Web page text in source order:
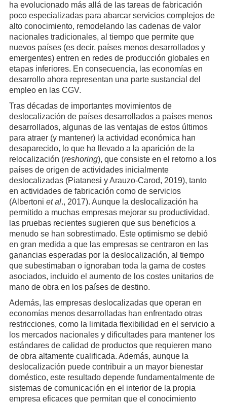
ha evolucionado más allá de las tareas de fabricación
poco especializadas para abarcar servicios complejos de
alto conocimiento, remodelando las cadenas de valor
nacionales tradicionales, al tiempo que permite que
nuevos países (es decir, países menos desarrollados y
emergentes) entren en redes de producción globales en
etapas inferiores. En consecuencia, las economías en
desarrollo ahora representan una parte sustancial del
empleo en las CGV.
Tras décadas de importantes movimientos de
deslocalización de países desarrollados a países menos
desarrollados, algunas de las ventajas de estos últimos
para atraer (y mantener) la actividad económica han
desaparecido, lo que ha llevado a la aparición de la
relocalización (reshoring), que consiste en el retorno a los
países de origen de actividades inicialmente
deslocalizadas (Piatanesi y Arauzo-Carod, 2019), tanto
en actividades de fabricación como de servicios
(Albertoni et al., 2017). Aunque la deslocalización ha
permitido a muchas empresas mejorar su productividad,
las pruebas recientes sugieren que sus beneficios a
menudo se han sobrestimado. Este optimismo se debió
en gran medida a que las empresas se centraron en las
ganancias esperadas por la deslocalización, al tiempo
que subestimaban o ignoraban toda la gama de costes
asociados, incluido el aumento de los costes unitarios de
mano de obra en los países de destino.
Además, las empresas deslocalizadas que operan en
economías menos desarrolladas han enfrentado otras
restricciones, como la limitada flexibilidad en el servicio a
los mercados nacionales y dificultades para mantener los
estándares de calidad de productos que requieren mano
de obra altamente cualificada. Además, aunque la
deslocalización puede contribuir a un mayor bienestar
doméstico, este resultado depende fundamentalmente de
sistemas de comunicación en el interior de la propia
empresa eficaces que permitan que el conocimiento